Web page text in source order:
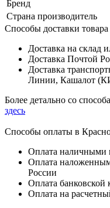
Бренд
Страна производитель
Способы доставки
Доставка на склад
Доставка Почтой
Доставка
Линии, Кашалот
Более детально со
здесь
Способы оплаты в
Оплата наличными
Оплата
России
Оплата банковской
Оплата на